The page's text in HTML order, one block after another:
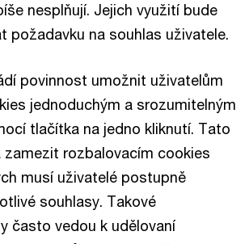
nesplňují. Jejich využití bude
požadavku na souhlas uživatele.
povinnost umožnit uživatelům
jednoduchým a srozumitelným
tlačítka na jedno kliknutí. Tato
zamezit rozbalovacím cookies
musí uživatelé postupně
souhlasy. Takové
často vedou k udělovaní